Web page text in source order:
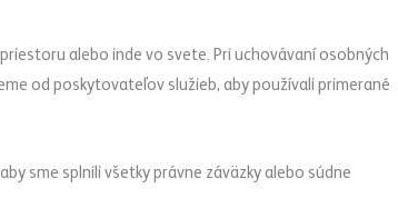
alebo inde vo svete. Pri uchovávaní osobných
od poskytovateľov služieb, aby používali primerané
sme splnili všetky právne záväzky alebo súdne